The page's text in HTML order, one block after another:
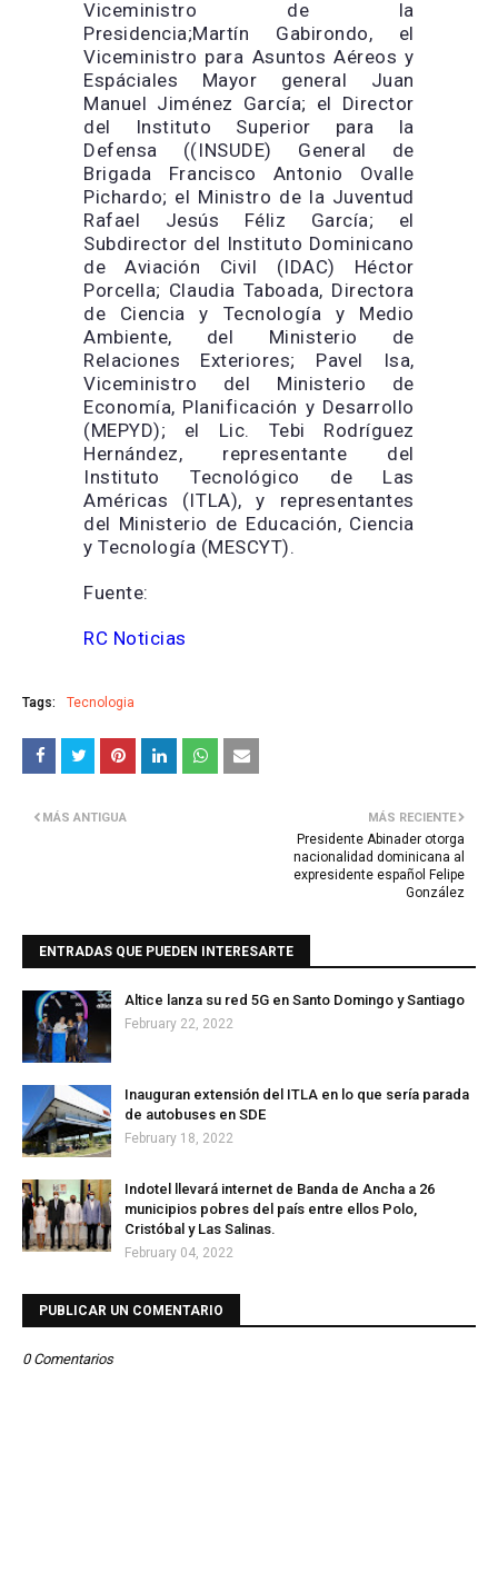
Viceministro de la
Presidencia;Martín Gabirondo, el
Viceministro para Asuntos Aéreos y
Espáciales Mayor general Juan
Manuel Jiménez García; el Director
del Instituto Superior para la
Defensa ((INSUDE) General de
Brigada Francisco Antonio Ovalle
Pichardo; el Ministro de la Juventud
Rafael Jesús Féliz García; el
Subdirector del Instituto Dominicano
de Aviación Civil (IDAC) Héctor
Porcella; Claudia Taboada, Directora
de Ciencia y Tecnología y Medio
Ambiente, del Ministerio de
Relaciones Exteriores; Pavel Isa,
Viceministro del Ministerio de
Economía, Planificación y Desarrollo
(MEPYD); el Lic. Tebi Rodríguez
Hernández, representante del
Instituto Tecnológico de Las
Américas (ITLA), y representantes
del Ministerio de Educación, Ciencia
y Tecnología (MESCYT).
Fuente:
RC Noticias
Tags: Tecnologia
MÁS RECIENTE
Presidente Abinader otorga
nacionalidad dominicana al
expresidente español Felipe
González
MÁS ANTIGUA
ENTRADAS QUE PUEDEN INTERESARTE
Altice lanza su red 5G en Santo Domingo y Santiago
February 22, 2022
Inauguran extensión del ITLA en lo que sería parada
de autobuses en SDE
February 18, 2022
Indotel llevará internet de Banda de Ancha a 26
municipios pobres del país entre ellos Polo,
Cristóbal y Las Salinas.
February 04, 2022
PUBLICAR UN COMENTARIO
0 Comentarios